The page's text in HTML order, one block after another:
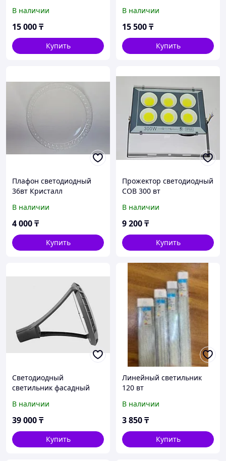
В наличии
15 000₸
Купить
В наличии
15 500₸
Купить
Плафон светодиодный
36вт Кристалл
В наличии
4 000₸
Купить
Прожектор светодиодный
COB 300 вт
В наличии
9 200₸
Купить
Светодиодный
светильник фасадный
В наличии
39 000₸
Купить
Линейный светильник
120 вт
В наличии
3 850₸
Купить